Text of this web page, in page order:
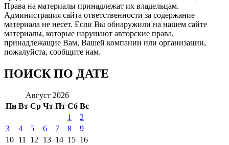
Права на материалы принадлежат их владельцам.
Администрация сайта ответственности за содержание
материала не несет. Если Вы обнаружили на нашем сайте
материалы, которые нарушают авторские права,
принадлежащие Вам, Вашей компании или организации,
пожалуйста, сообщите нам.
ПОИСК ПО ДАТЕ
Август 2026
Пн Вт Ср Чт Пт Сб Вс
1
2
3
4 5 6 7 8
9
10 11 12 13 14 15 16